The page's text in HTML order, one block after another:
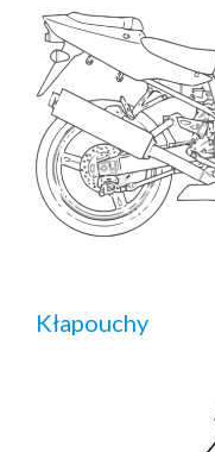
Kłapouchy